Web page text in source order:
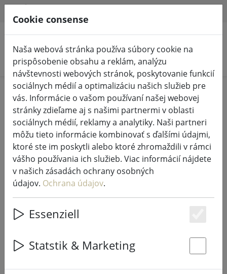
Vyhľadať produkty
Home
Rozprávkové svetlá a osvetlenie
Rozprávkové svetlá
Sirius Tech-Line štartovacia sada
svetelnej siete 196 LED teplá biela 3
x 3 m vonkajšia 230V čierna
Cookie consense
Naša webová stránka používa súbory cookie na
prispôsobenie obsahu a reklám, analýzu
návštevnosti webových stránok, poskytovanie funkcií
sociálnych médií a optimalizáciu našich služieb pre
vás. Informácie o vašom používaní našej webovej
stránky zdieľame aj s našimi partnermi v oblasti
sociálnych médií, reklamy a analytiky. Naši partneri
môžu tieto informácie kombinovať s ďalšími údajmi,
ktoré ste im poskytli alebo ktoré zhromaždili v rámci
vášho používania ich služieb. Viac informácií nájdete
v našich zásadách ochrany osobných
údajov. Ochrana údajov.
Essenziell
Statstik & Marketing